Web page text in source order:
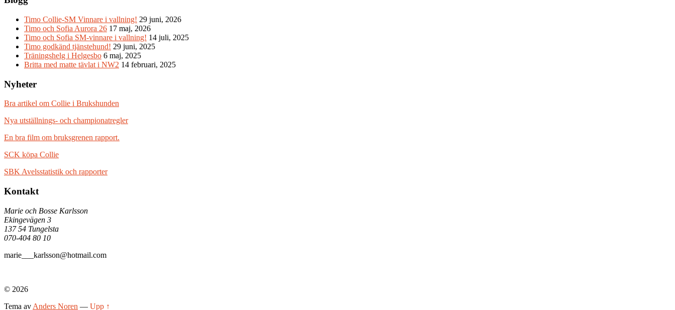
Timo Collie-SM Vinnare i vallning! 29 juni, 2026
Timo och Sofia Aurora 26 17 maj, 2026
Timo och Sofia SM-vinnare i vallning! 14 juli, 2025
Timo godkänd tjänstehund! 29 juni, 2025
Träningshelg i Helgesbo 6 maj, 2025
Britta med matte tävlat i NW2 14 februari, 2025
Nyheter
Bra artikel om Collie i Brukshunden
Nya utställnings- och championatregler
En bra film om bruksgrenen rapport.
SCK köpa Collie
SBK Avelsstatistik och rapporter
Kontakt
Marie och Bosse Karlsson
Ekingevägen 3
137 54 Tungelsta
070-404 80 10
marie___karlsson@hotmail.com
© 2026
Tema av Anders Noren — Upp ↑